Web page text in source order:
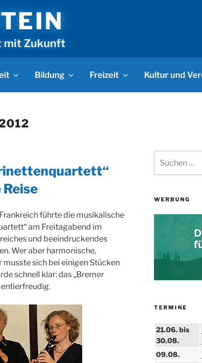
mit Zukunft
Bildung Freizeit Kultur und
führte die musikalische
am Freitagabend im
und beeindruckendes
Wer aber harmonische,
sich bei einigen Stücken
schnell klar: das „Bremer
nach:
WERBUNG
TERMINE
21.06. bis
30.08.
09.08.